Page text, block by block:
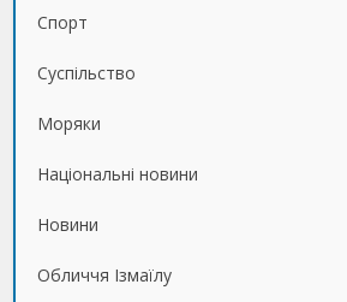
Спорт
Суспільство
Моряки
Національні новини
Новини
Обличчя Ізмаїлу